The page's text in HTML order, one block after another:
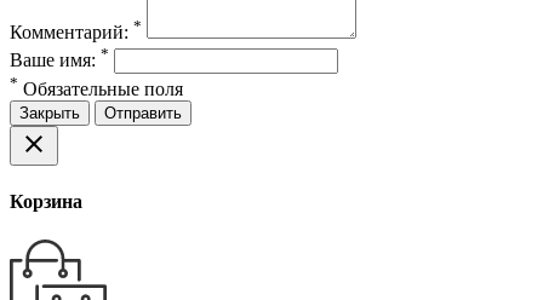
Комментарий: *
Ваше имя: *
* Обязательные поля
Закрыть Отправить
close
Корзина